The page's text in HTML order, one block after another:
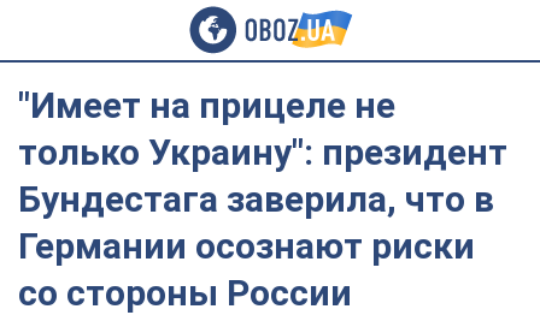
"Имеет на прицеле не
только Украину": президент
Бундестага заверила, что в
Германии осознают риски
со стороны России